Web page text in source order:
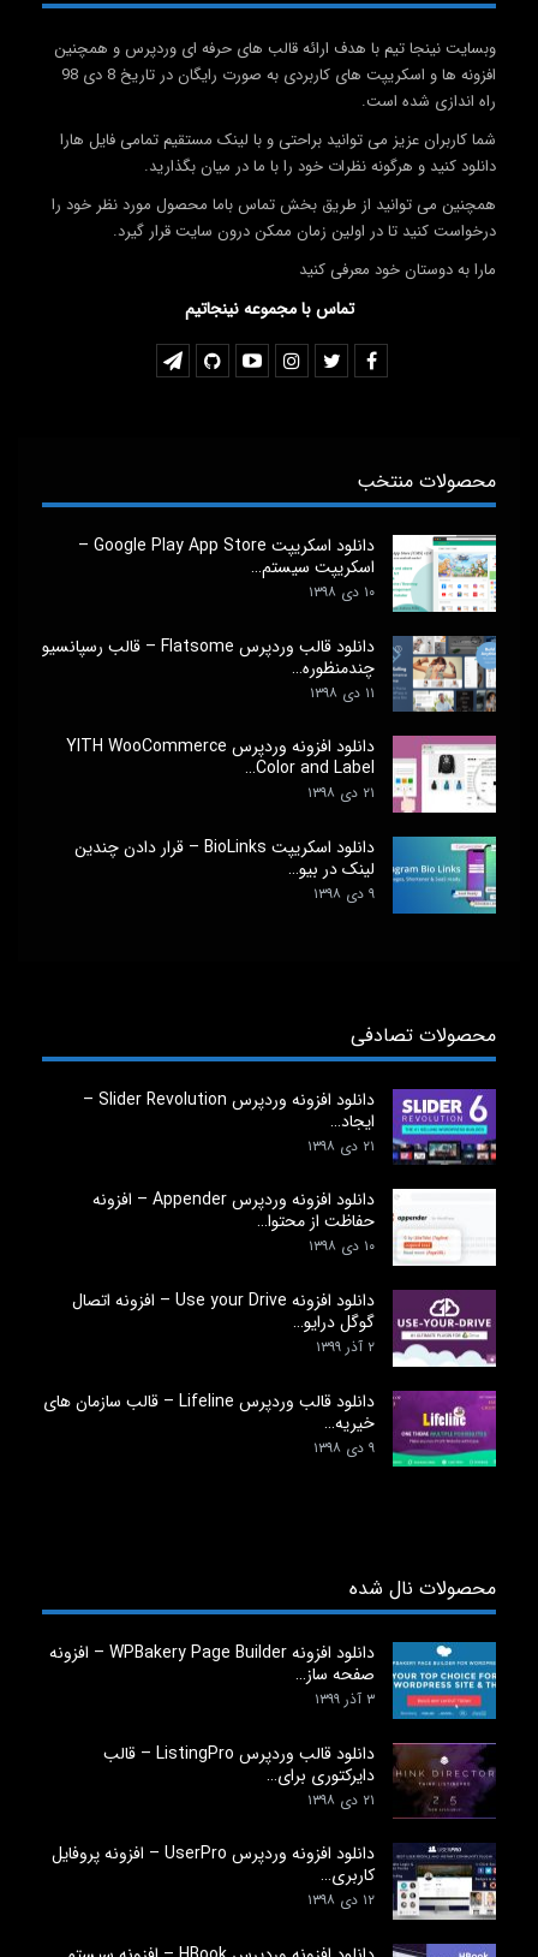
وبسایت نینجا تیم با هدف ارائه قالب های حرفه ای وردپرس و همچنین
افزونه ها و اسکریپت های کاربردی به صورت رایگان در تاریخ 8 دی 98
راه اندازی شده است.
شما کاربران عزیز می توانید براحتی و با لینک مستقیم تمامی فایل هارا
دانلود کنید و هرگونه نظرات خود را با ما در میان بگذارید.
همچنین می توانید از طریق بخش تماس باما محصول مورد نظر خود را
درخواست کنید تا در اولین زمان ممکن درون سایت قرار گیرد.
مارا به دوستان خود معرفی کنید
تماس با مجموعه نینجاتیم
محصولات منتخب
دانلود اسکریپت Google Play App Store –
اسکریپت سیستم…
۱۰ دی ۱۳۹۸
دانلود قالب وردپرس Flatsome – قالب رسپانسیو
چندمنظوره…
۱۱ دی ۱۳۹۸
دانلود افزونه وردپرس YITH WooCommerce
Color and Label…
۲۱ دی ۱۳۹۸
دانلود اسکریپت BioLinks – قرار دادن چندین
لینک در بیو…
۹ دی ۱۳۹۸
محصولات تصادفی
دانلود افزونه وردپرس Slider Revolution –
ایجاد…
۲۱ دی ۱۳۹۸
دانلود افزونه وردپرس Appender – افزونه
حفاظت از محتوا…
۱۰ دی ۱۳۹۸
دانلود افزونه Use your Drive – افزونه اتصال
گوگل درایو…
۲ آذر ۱۳۹۹
دانلود قالب وردپرس Lifeline – قالب سازمان های
خیریه…
۹ دی ۱۳۹۸
محصولات نال شده
دانلود افزونه WPBakery Page Builder – افزونه
صفحه ساز…
۳ آذر ۱۳۹۹
دانلود قالب وردپرس ListingPro – قالب
دایرکتوری برای…
۲۱ دی ۱۳۹۸
دانلود افزونه وردپرس UserPro – افزونه پروفایل
کاربری…
۱۲ دی ۱۳۹۸